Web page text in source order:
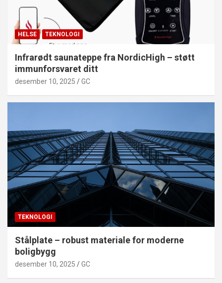
HELSE TEKNOLOGI
Infrarødt saunateppe fra NordicHigh – støtt
immunforsvaret ditt
desember 10, 2025 GC
TEKNOLOGI
Stålplate – robust materiale for moderne
boligbygg
desember 10, 2025 GC